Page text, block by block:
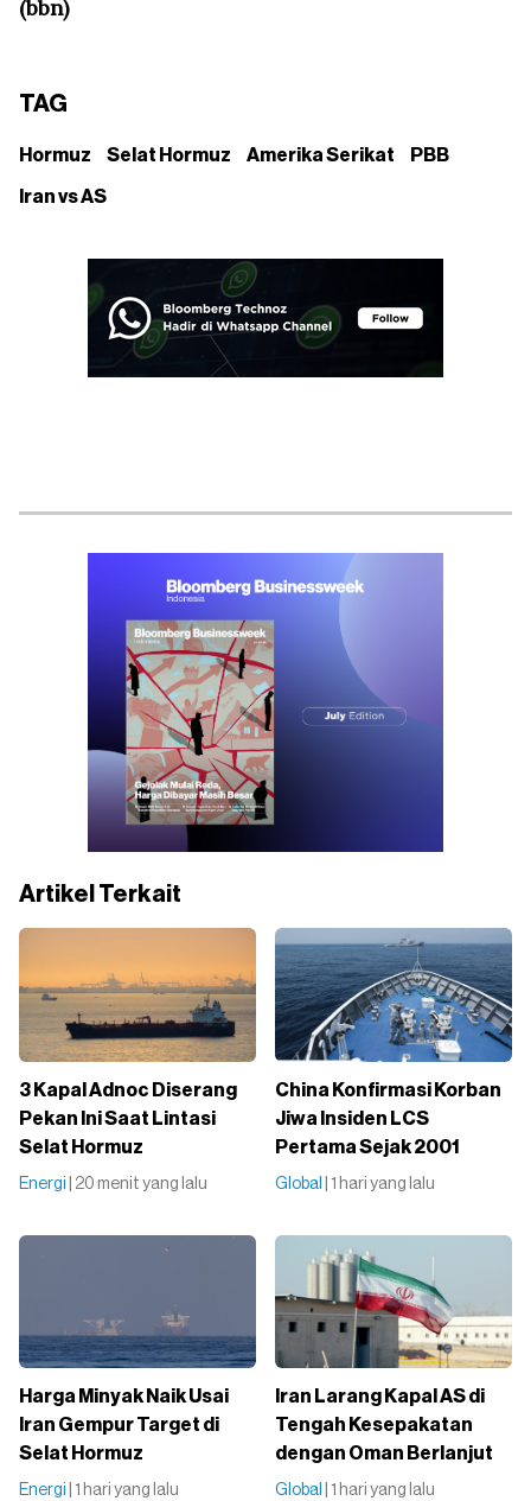
(bbn)
TAG
Hormuz Selat Hormuz Amerika Serikat PBB
Iran vs AS
Artikel Terkait
3 Kapal Adnoc Diserang
Pekan Ini Saat Lintasi
Selat Hormuz
Energi | 20 menit yang lalu
China Konfirmasi Korban
Jiwa Insiden LCS
Pertama Sejak 2001
Global | 1 hari yang lalu
Harga Minyak Naik Usai
Iran Gempur Target di
Selat Hormuz
Energi | 1 hari yang lalu
Iran Larang Kapal AS di
Tengah Kesepakatan
dengan Oman Berlanjut
Global | 1 hari yang lalu